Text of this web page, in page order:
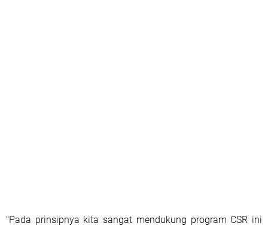
"Pada prinsipnya kita sangat mendukung program CSR ini